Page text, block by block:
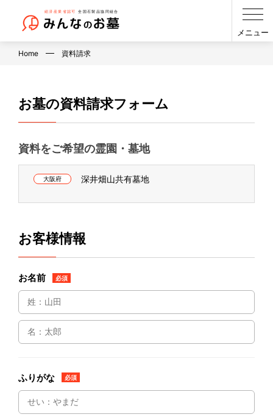
メニュー
Home 資料請求
お墓の資料請求フォーム
資料をご希望の霊園・墓地
大阪府 深井畑山共有墓地
お客様情報
お名前 必須
ふりがな 必須